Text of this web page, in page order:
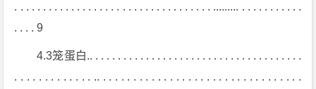
. . . . . . . . . . . . . . . . . . . . . . . . . . . . . . . . . . . ......... . . . . . . . . . . .
. . . . 9
4.3笼蛋白.. . . . . . . . . . . . . . . . . . . . . . . . . . . . . . . . . . . . . .
. . . . . . . . . . . . . .. . . . . . . . . . . . . . . . . . . . . . . . . . . . . . . . . .